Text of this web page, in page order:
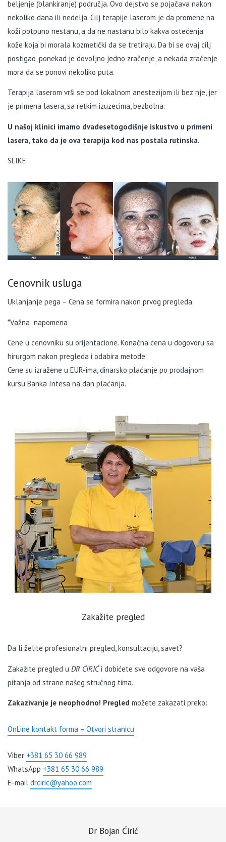
beljenje (blankiranje) područja. Ovo dejstvo se pojačava nakon
nekoliko dana ili nedelja. Cilj terapije laserom je da promene na
koži potpuno nestanu, a da ne nastanu bilo kakva ostećenja
kože koja bi morala kozmetički da se tretiraju. Da bi se ovaj cilj
postigao, ponekad je dovoljno jedno zračenje, a nekada zračenje
mora da se ponovi nekoliko puta.
Terapija laserom vrši se pod lokalnom anestezijom ili bez nje, jer
je primena lasera, sa retkim izuzecima, bezbolna.
U našoj klinici imamo dvadesetogodišnje iskustvo u primeni
lasera, tako da je ova terapija kod nas postala rutinska.
SLIKE
Cenovnik usluga
Uklanjanje pega – Cena se formira nakon prvog pregleda
*Važna napomena
Cene u cenovniku su orijentacione. Konačna cena u dogovoru sa
hirurgom nakon pregleda i odabira metode.
Cene su izražene u EUR-ima, dinarsko plaćanje po prodajnom
kursu Banka Intesa na dan plaćanja.
Zakažite pregled
Da li želite profesionalni pregled, konsultaciju, savet?
Zakažite pregled u DR ĆIRIĆi dobićete sve odgovore na vaša
pitanja od strane našeg stručnog tima.
Zakazivanje je neophodno! Pregled možete zakazati preko:
OnLine kontakt forma – Otvori stranicu
Viber +381 65 30 66 989
WhatsApp +381 65 30 66 989
E-mail drciric@yahoo.com
Dr Bojan Ćirić